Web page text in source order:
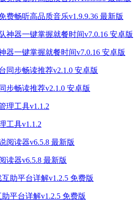
费畅听高品质音乐v1.9.9.36 最新版
器一键掌握就餐时间v7.0.16 安卓版
步畅读推荐v2.1.0 安卓版
工具v1.1.2
读器v6.5.8 最新版
平台详解v1.2.5 免费版